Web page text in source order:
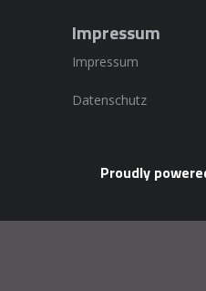
Impressum
Impressum
Datenschutz
Proudly